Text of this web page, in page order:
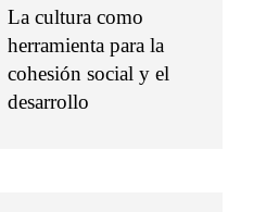
La cultura como
herramienta para la
cohesión social y el
desarrollo